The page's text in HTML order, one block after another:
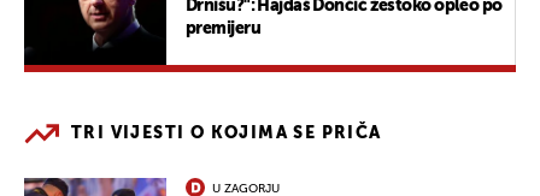
Drnišu?": Hajdaš Dončić žestoko opleo po
premijeru
TRI VIJESTI O KOJIMA SE PRIČA
U ZAGORJU